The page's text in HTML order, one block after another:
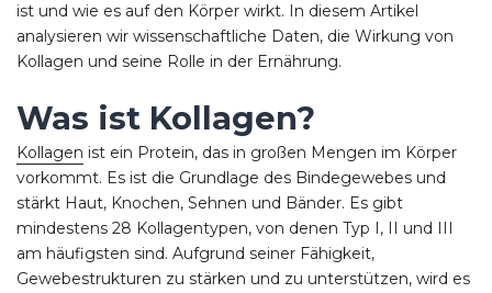
ist und wie es auf den Körper wirkt. In diesem Artikel
analysieren wir wissenschaftliche Daten, die Wirkung von
Kollagen und seine Rolle in der Ernährung.
Was ist Kollagen?
Kollagen ist ein Protein, das in großen Mengen im Körper
vorkommt. Es ist die Grundlage des Bindegewebes und
stärkt Haut, Knochen, Sehnen und Bänder. Es gibt
mindestens 28 Kollagentypen, von denen Typ I, II und III
am häufigsten sind. Aufgrund seiner Fähigkeit,
Gewebestrukturen zu stärken und zu unterstützen, wird es